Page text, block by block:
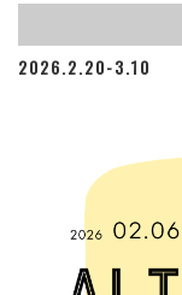
2026.2.20-3.10